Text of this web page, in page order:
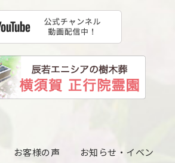
お客様の声
お知らせ・イベン